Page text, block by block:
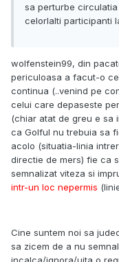
sa perturbe
celorlalti participanti
wolfenstein99, din
periculoasa a facut-o
continua (..venind pe
celui care depaseste
(chiar atat de greu e sa
ca Golful nu trebuia sa
acolo (situatia-linia
directie de mers) fie ca
semnalizat viteza si
intr-un loc nepermis
Cine suntem noi sa
sa zicem de a nu